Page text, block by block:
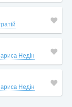
Недін
Недін